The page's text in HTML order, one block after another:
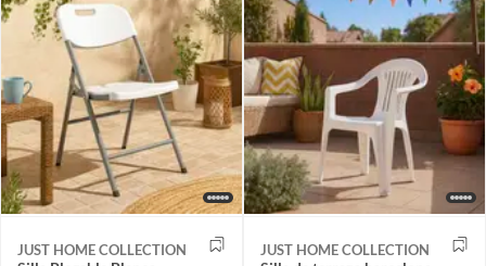
JUST HOME COLLECTION JUST HOME COLLECTION